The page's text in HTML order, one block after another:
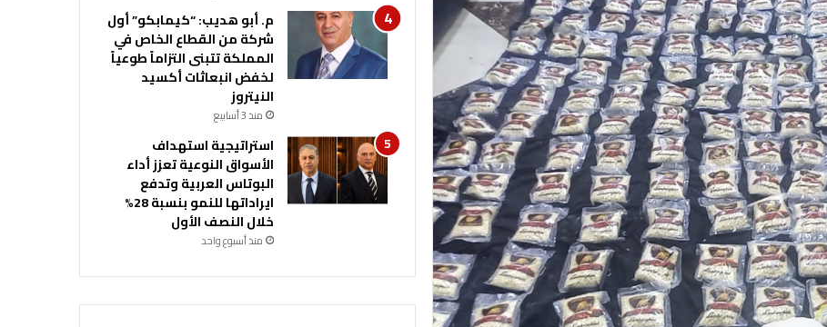
م. أبو هديب: “كيمابكو” أول
شركة من القطاع الخاص في
المملكة تتبنى التزاماً طوعياً
لخفض انبعاثات أكسيد
النيتروز
منذ 3 أسابيع
استراتيجية استهداف
الأسواق النوعية تعزز أداء
البوتاس العربية وتدفع
ايراداتها للنمو بنسبة 28%
خلال النصف الأول
منذ أسبوع واحد